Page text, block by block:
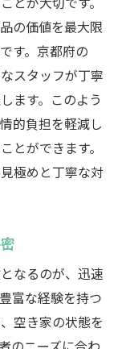
の価値を最大限
す。京都府の
スタッフが丁寧
ます。このよう
的負担を軽減し
とができます。
極めと丁寧な対
なるのが、迅速
富な経験を持つ
空き家の状態を